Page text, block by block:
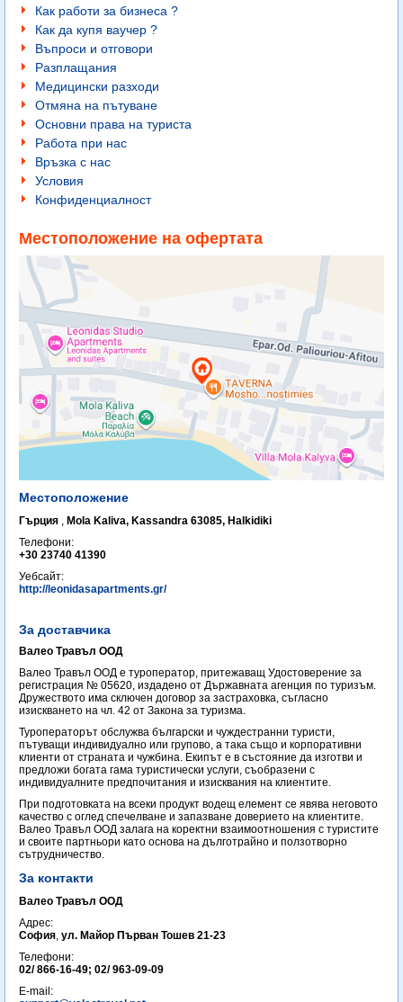
Как работи за бизнеса ?
Как да купя ваучер ?
Въпроси и отговори
Разплащания
Медицински разходи
Отмяна на пътуване
Основни права на туриста
Работа при нас
Връзка с нас
Условия
Конфиденциалност
Местоположение на офертата
Местоположение
Гърция , Mola Kaliva, Kassandra 63085, Halkidiki
Телефони:
+30 23740 41390
Уебсайт:
http://leonidasapartments.gr/
За доставчика
Валео Травъл ООД
Валео Травъл ООД е туроператор, притежаващ Удостоверение за
регистрация № 05620, издадено от Държавната агенция по туризъм.
Дружеството има сключен договор за застраховка, съгласно
изискването на чл. 42 от Закона за туризма.
Туроператорът обслужва български и чуждестранни туристи,
пътуващи индивидуално или групово, а така също и корпоративни
клиенти от страната и чужбина. Екипът е в състояние да изготви и
предложи богата гама туристически услуги, съобразени с
индивидуалните предпочитания и изисквания на клиентите.
При подготовката на всеки продукт водещ елемент се явява неговото
качество с оглед спечелване и запазване доверието на клиентите.
Валео Травъл ООД залага на коректни взаимоотношения с туристите
и своите партньори като основа на дълготрайно и ползотворно
сътрудничество.
За контакти
Валео Травъл ООД
Адрес:
София, ул. Майор Първан Тошев 21-23
Телефони:
02/ 866-16-49; 02/ 963-09-09
E-mail: